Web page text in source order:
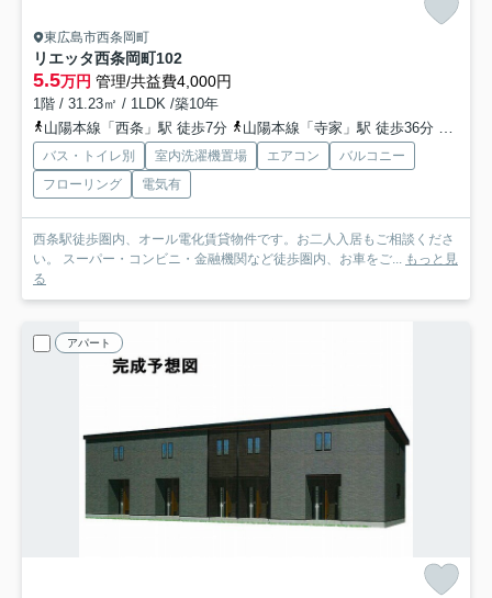
東広島市西条岡町
リエッタ西条岡町102
5.5万円 管理/共益費4,000円
1階 / 31.23㎡ / 1LDK /築10年
山陽本線「西条」駅 徒歩7分
山陽本線「寺家」駅 徒歩36分 山陽
バス・トイレ別 室内洗濯機置場 エアコン
バルコニー
フローリング
電気有
西条駅徒歩圏内、オール電化賃貸物件です。お二人入居もご相談くださ
い。 スーパー・コンビニ・金融機関など徒歩圏内、お車をご... もっと見
る
アパート